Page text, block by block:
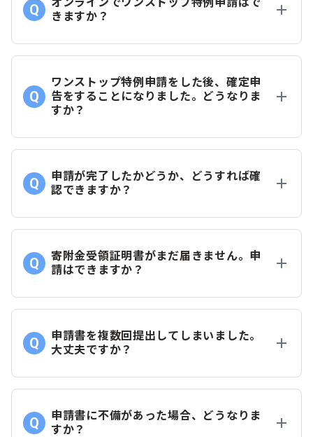
きますか？
ワンストップ特例申請をした後、確定申
告をすることになりました。どうなりま
すか？
申請が完了したかどうか、どうすれば確
認できますか？
寄附金受領証明書がまだ届きません。申
請はできますか？
申請書を複数回提出してしまいました。
大丈夫ですか？
申請書に不備があった場合、どうなりま
すか？